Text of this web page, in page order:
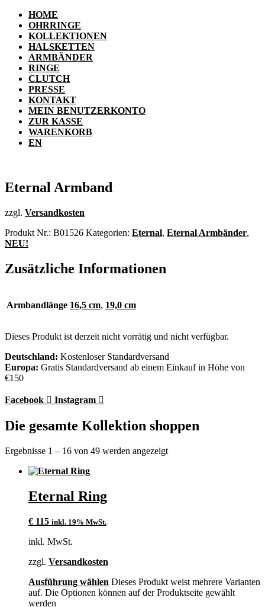
HOME
OHRRINGE
KOLLEKTIONEN
HALSKETTEN
ARMBÄNDER
RINGE
CLUTCH
PRESSE
KONTAKT
MEIN BENUTZERKONTO
ZUR KASSE
WARENKORB
EN
Eternal Armband
zzgl. Versandkosten
Produkt Nr.: B01526 Kategorien: Eternal, Eternal Armbänder,
NEU!
Zusätzliche Informationen
Armbandlänge 16,5 cm, 19,0 cm
Dieses Produkt ist derzeit nicht vorrätig und nicht verfügbar.
Deutschland: Kostenloser Standardversand
Europa: Gratis Standardversand ab einem Einkauf in Höhe von
€150
Facebook Instagram
Die gesamte Kollektion shoppen
Ergebnisse 1 – 16 von 49 werden angezeigt
Eternal Ring
€ 115 inkl. 19% MwSt.
inkl. MwSt.
zzgl. Versandkosten
Ausführung wählen Dieses Produkt weist mehrere Varianten
auf. Die Optionen können auf der Produktseite gewählt
werden